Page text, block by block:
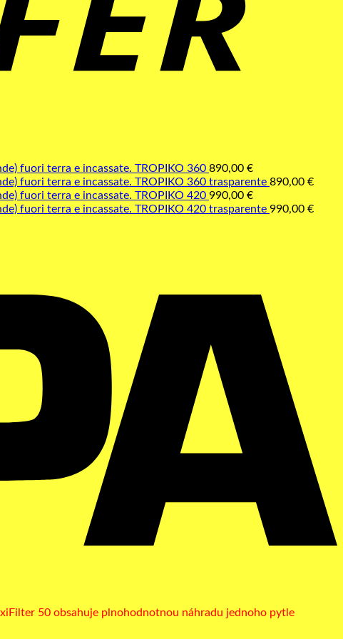
TROPIKO 360 890,00 €
TROPIKO 360 trasparente 890,00 €
TROPIKO 420 990,00 €
TROPIKO 420 trasparente 990,00 €
50 obsahuje plnohodnotnou náhradu jednoho pytle